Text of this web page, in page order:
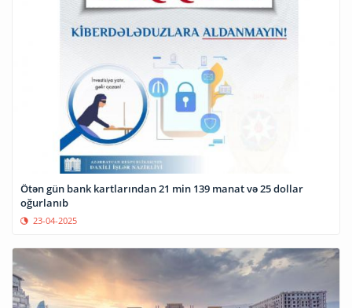
Ötən gün bank kartlarından 21 min 139 manat və 25 dollar
oğurlanıb
23-04-2025